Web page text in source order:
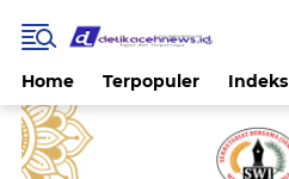
Home Terpopuler Indeks